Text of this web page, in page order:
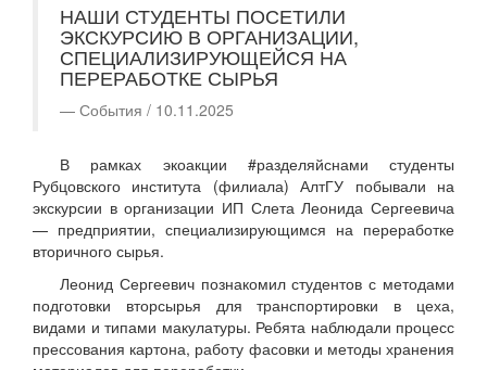
НАШИ СТУДЕНТЫ ПОСЕТИЛИ
ЭКСКУРСИЮ В ОРГАНИЗАЦИИ,
СПЕЦИАЛИЗИРУЮЩЕЙСЯ НА
ПЕРЕРАБОТКЕ СЫРЬЯ
События / 10.11.2025
В рамках экоакции #разделяйснами студенты
Рубцовского института (филиала) АлтГУ побывали на
экскурсии в организации ИП Слета Леонида Сергеевича
— предприятии, специализирующимся на переработке
вторичного сырья.
Леонид Сергеевич познакомил студентов с методами
подготовки вторсырья для транспортировки в цеха,
видами и типами макулатуры. Ребята наблюдали процесс
прессования картона, работу фасовки и методы хранения